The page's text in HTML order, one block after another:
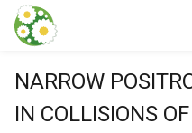
本文に飛ぶ
NARROW
IN COLLISIONS